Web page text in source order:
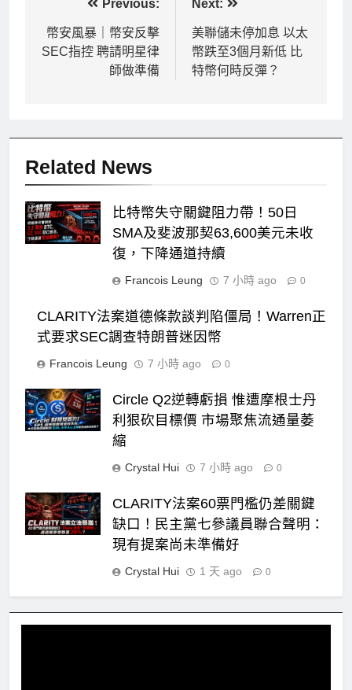
章
Previous:
幣安風暴｜幣安反擊
SEC指控 聘請明星律
師做準備
Next:
美聯儲未停加息 以太
幣跌至3個月新低 比
特幣何時反彈？
Related News
比特幣失守關鍵阻力帶！50日
SMA及斐波那契63,600美元未收
復，下降通道持續
Francois Leung 7 小時 ago 0
CLARITY法案道德條款談判陷僵局！Warren正
式要求SEC調查特朗普迷因幣
Francois Leung 7 小時 ago 0
Circle Q2逆轉虧損 惟遭摩根士丹
利狠砍目標價 市場聚焦流通量萎
縮
Crystal Hui 7 小時 ago 0
CLARITY法案60票門檻仍差關鍵
缺口！民主黨七參議員聯合聲明：
現有提案尚未準備好
Crystal Hui 1 天 ago 0